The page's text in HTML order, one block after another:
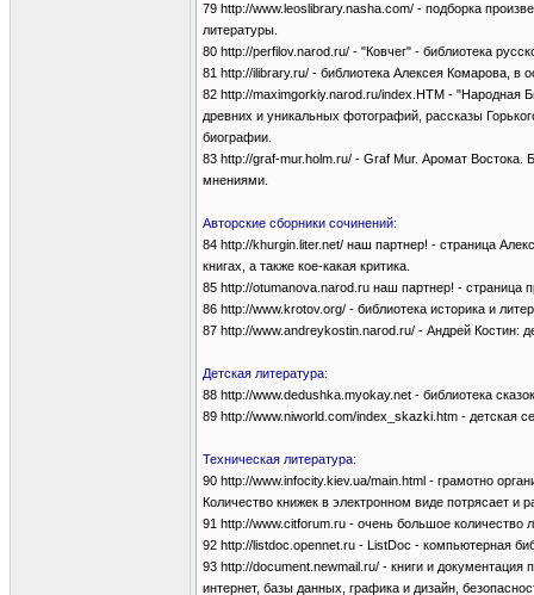
79 http://www.leoslibrary.nasha.com/ - подборка
литературы.
80 http://perfilov.narod.ru/ - "Ковчег" - библиотека
81 http://ilibrary.ru/ - библиотека Алексея Комарова, в
82 http://maximgorkiy.narod.ru/index.HTM - "Народная
древних и уникальных фотографий, рассказы
биографии.
83 http://graf-mur.holm.ru/ - Graf Mur. Аромат
мнениями.
Авторские сборники сочинений:
84 http://khurgin.liter.net/ наш партнер! - страница
книгах, а также кое-какая критика.
85 http://otumanova.narod.ru наш партнер! - страница
86 http://www.krotov.org/ - библиотека историка и
87 http://www.andreykostin.narod.ru/ - Андрей Костин:
Детская литература:
88 http://www.dedushka.myokay.net - библиотека
89 http://www.niworld.com/index_skazki.htm - детская
Техническая литература:
90 http://www.infocity.kiev.ua/main.html - грамотно
Количество книжек в электронном виде потрясает и
91 http://www.citforum.ru - очень большое
92 http://listdoc.opennet.ru - ListDoc - компьютерная
93 http://document.newmail.ru/ - книги и
интернет, базы данных, графика и дизайн,